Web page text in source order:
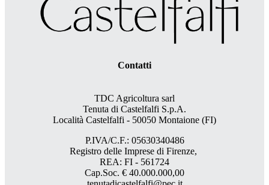
Contatti
TDC Agricoltura sarl
Tenuta di Castelfalfi S.p.A.
Località Castelfalfi - 50050 Montaione (FI)
P.IVA/C.F.: 05630340486
Registro delle Imprese di Firenze,
REA: FI - 561724
Cap.Soc. € 40.000.000,00